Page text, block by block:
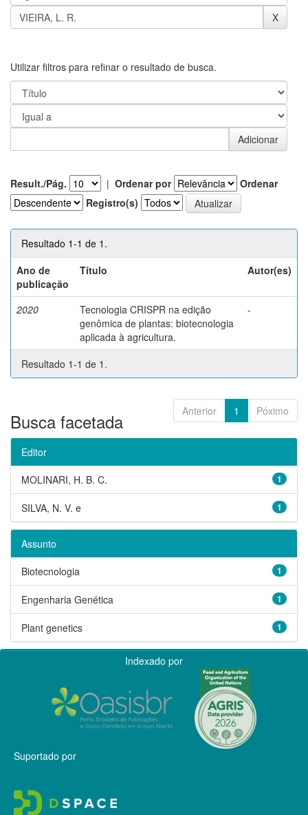
Utilizar filtros para refinar o resultado de busca.
Result./Pág. | Ordenar por
Ordenar
Registro(s)
Resultado 1-1 de 1.
Ano de
publicação
Título Autor(es)
2020
Tecnologia CRISPR na edição
genômica de plantas: biotecnologia
aplicada à agricultura.
-
Resultado 1-1 de 1.
Anterior 1 Póximo
Busca facetada
Editor
1
MOLINARI, H. B. C.
1
SILVA, N. V. e
Assunto
1
Biotecnologia
1
Engenharia Genética
1
Plant genetics
Indexado por
Suportado por